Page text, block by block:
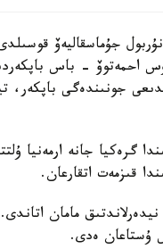
نۇربول جۇماسقاليەۆ
احمەتوۆ - باس
جونىندەگى باپكەر،
گرەكيا جانە ارمەنيا
قىزمەت اتقارعان.
ۇستاعان ەدى.